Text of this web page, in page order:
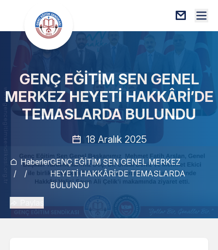
GENÇ EĞİTİM SEN GENEL
MERKEZ HEYETİ HAKKÂRİ’DE
TEMASLARDA BULUNDU
18 Aralık 2025
/
Haberler
/
GENÇ EĞİTİM SEN GENEL MERKEZ
HEYETİ HAKKÂRİ’DE TEMASLARDA
BULUNDU